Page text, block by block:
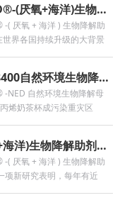
山东华利推出创新性的ASMD®-(厌氧+海洋)生物降解助剂， 为ES 复合纤维(PET涤纶
( 厌氧 + 海洋 ) 生物降解助
界各国持续升级的大背景
山东华利推出ASMD®-NED8400自然环境生物降解母粒新技术 破局白色污染，让PP聚丙
NED 自然环境生物降解母
烯奶茶杯成污染重灾区
山东华利推出ASMD®-(厌氧+海洋)生物降解助剂， 助力解决织物洗涤中释放出的微
( 厌氧 + 海洋 ) 生物降解助
项新研究表明，每年有近